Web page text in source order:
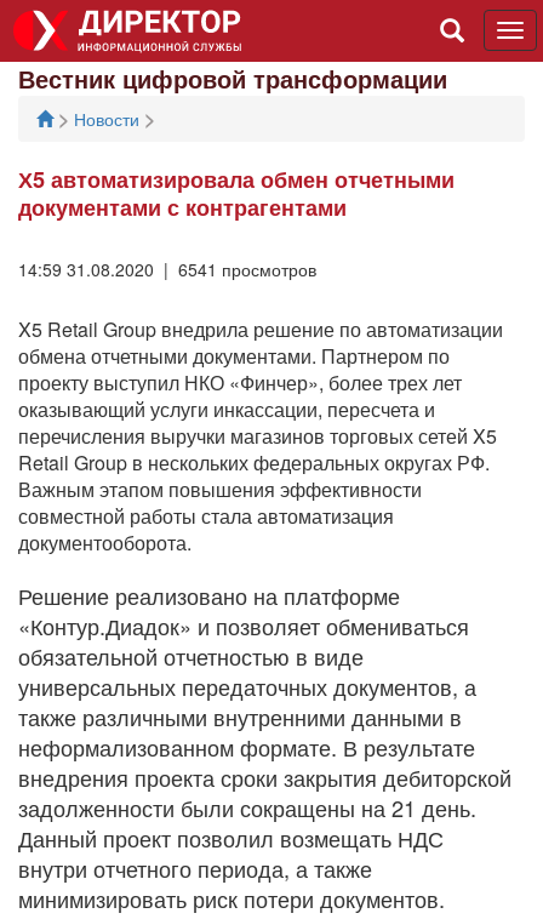
Вестник цифровой трансформации
> Новости >
Х5 автоматизировала обмен отчетными
документами с контрагентами
14:59 31.08.2020 | 6541 просмотров
X5 Retail Group внедрила решение по автоматизации
обмена отчетными документами. Партнером по
проекту выступил НКО «Финчер», более трех лет
оказывающий услуги инкассации, пересчета и
перечисления выручки магазинов торговых сетей X5
Retail Group в нескольких федеральных округах РФ.
Важным этапом повышения эффективности
совместной работы стала автоматизация
документооборота.
Решение реализовано на платформе
«Контур.Диадок» и позволяет обмениваться
обязательной отчетностью в виде
универсальных передаточных документов, а
также различными внутренними данными в
неформализованном формате. В результате
внедрения проекта сроки закрытия дебиторской
задолженности были сокращены на 21 день.
Данный проект позволил возмещать НДС
внутри отчетного периода, а также
минимизировать риск потери документов.